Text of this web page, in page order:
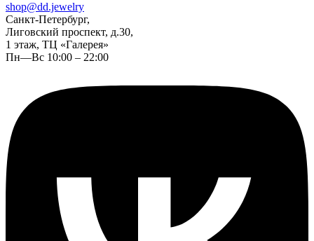
shop@dd.jewelry
Санкт-Петербург,
Лиговский проспект, д.30,
1 этаж, ТЦ «Галерея»
Пн—Вс 10:00 – 22:00